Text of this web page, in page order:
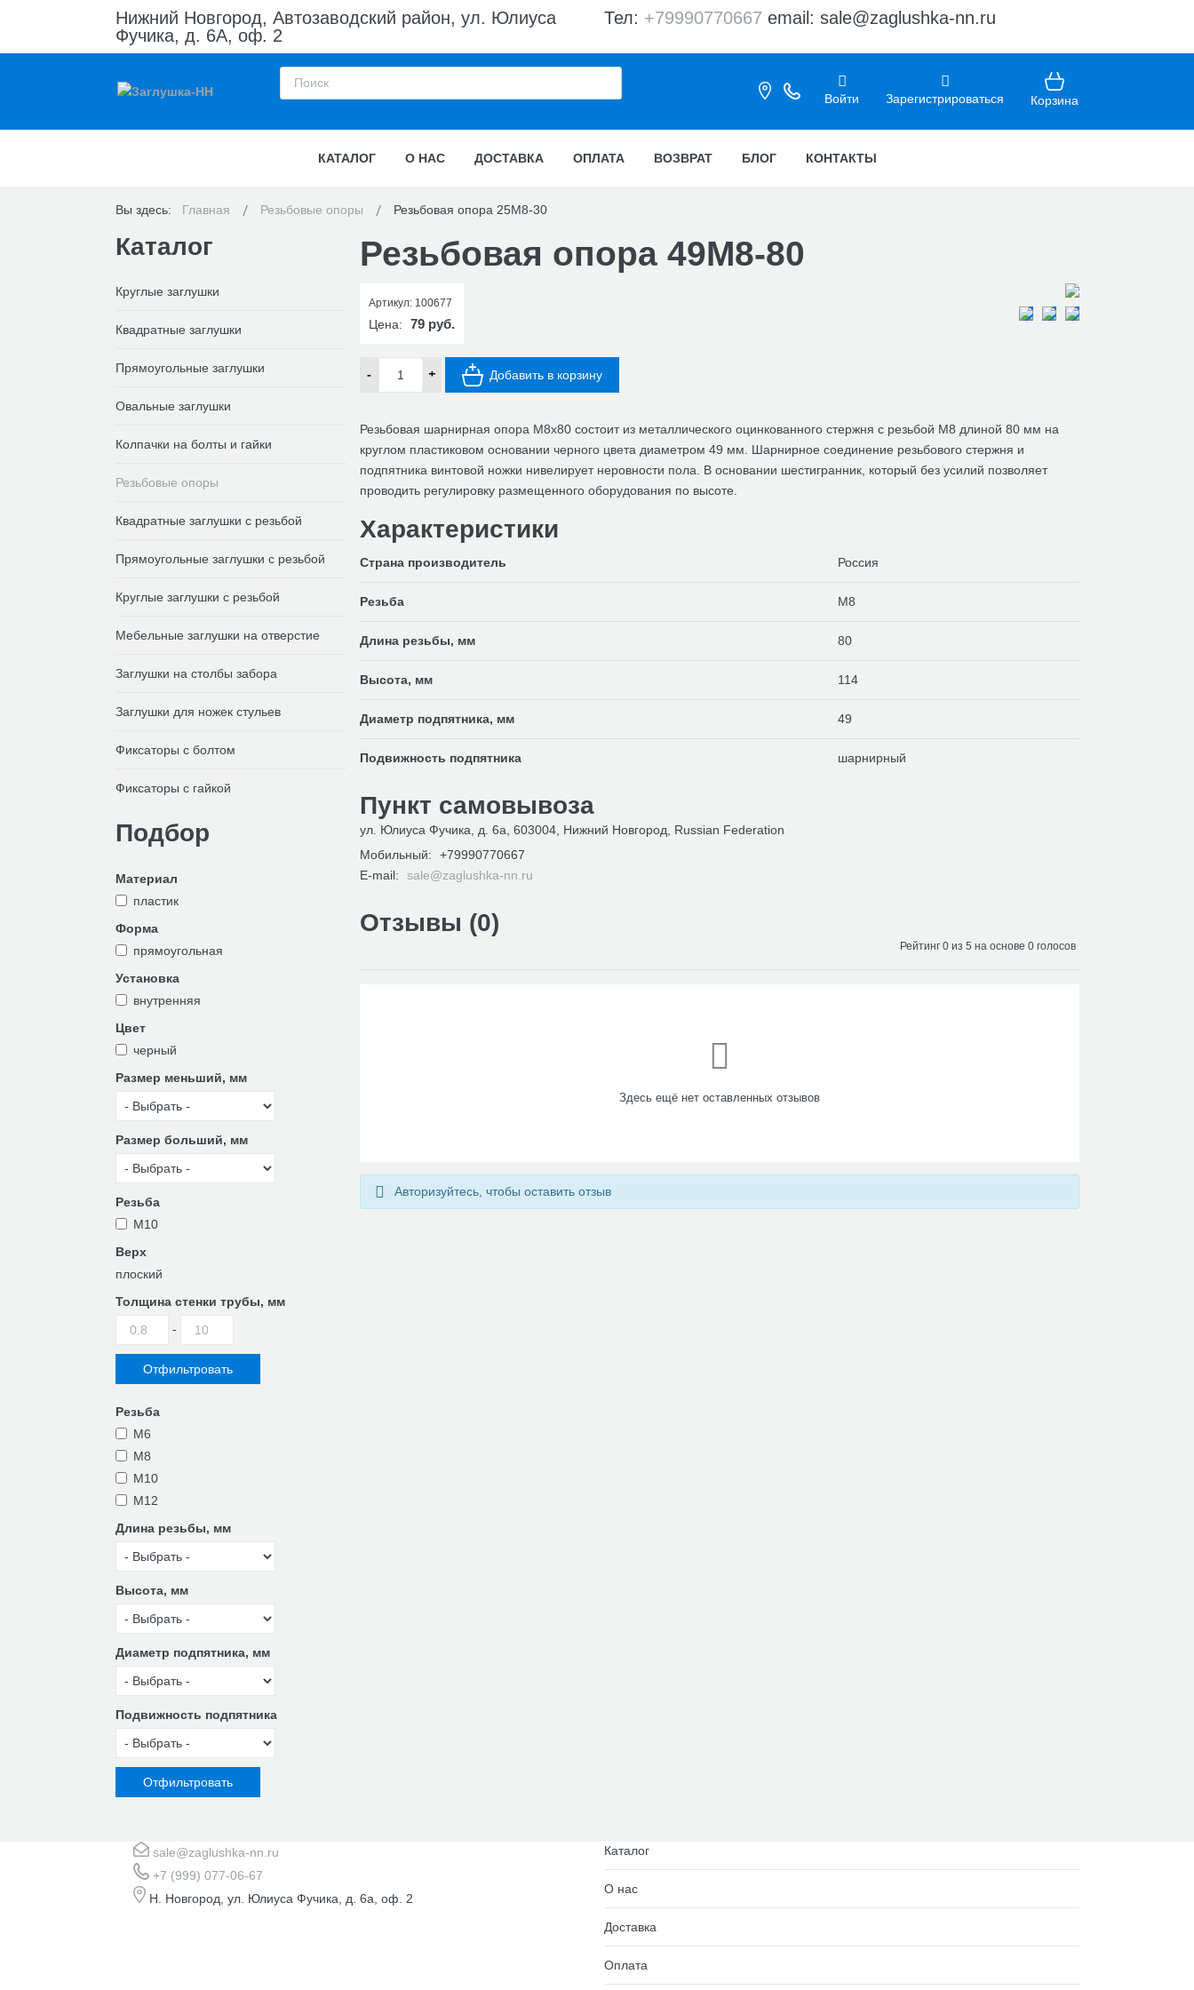
Нижний Новгород, Автозаводский район, ул. Юлиуса
Фучика, д. 6А, оф. 2
Тел: +79990770667 email: sale@zaglushka-nn.ru
Войти Зарегистрироваться Корзина
КАТАЛОГ О НАС ДОСТАВКА ОПЛАТА ВОЗВРАТ БЛОГ КОНТАКТЫ
Вы здесь: Главная Резьбовые опоры Резьбовая опора 25М8-30
Резьбовая опора 49М8-80
Артикул: 100677
Цена: 79 руб.
- + Добавить в корзину
Резьбовая шарнирная опора М8х80 состоит из металлического оцинкованного стержня с резьбой М8 длиной 80 мм на
круглом пластиковом основании черного цвета диаметром 49 мм. Шарнирное соединение резьбового стержня и
подпятника винтовой ножки нивелирует неровности пола. В основании шестигранник, который без усилий позволяет
проводить регулировку размещенного оборудования по высоте.
Характеристики
Страна производитель Россия
Резьба M8
Длина резьбы, мм 80
Высота, мм 114
Диаметр подпятника, мм 49
Подвижность подпятника шарнирный
Пункт самовывоза
ул. Юлиуса Фучика, д. 6а, 603004, Нижний Новгород, Russian Federation
Мобильный:
+79990770667
E-mail:
sale@zaglushka-nn.ru
Отзывы (0)
Рейтинг 0 из 5 на основе 0 голосов
Здесь ещё нет оставленных отзывов
Авторизуйтесь, чтобы оставить отзыв
Каталог
Круглые заглушки
Квадратные заглушки
Прямоугольные заглушки
Овальные заглушки
Колпачки на болты и гайки
Резьбовые опоры
Квадратные заглушки с резьбой
Прямоугольные заглушки с резьбой
Круглые заглушки с резьбой
Мебельные заглушки на отверстие
Заглушки на столбы забора
Заглушки для ножек стульев
Фиксаторы с болтом
Фиксаторы с гайкой
Подбор
Материал
пластик
Форма
прямоугольная
Установка
внутренняя
Цвет
черный
Размер меньший, мм
Размер больший, мм
Резьба
М10
Верх
плоский
Толщина стенки трубы, мм
-
Резьба
M6
M8
M10
М12
Длина резьбы, мм
Высота, мм
Диаметр подпятника, мм
Подвижность подпятника
sale@zaglushka-nn.ru
+7 (999) 077-06-67
Н. Новгород, ул. Юлиуса Фучика, д. 6а, оф. 2
Каталог
О нас
Доставка
Оплата